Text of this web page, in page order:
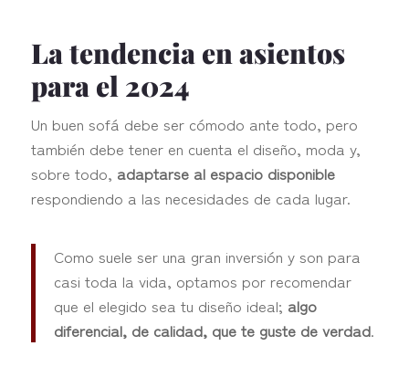
La tendencia en asientos
para el 2024
Un buen sofá debe ser cómodo ante todo, pero
también debe tener en cuenta el diseño, moda y,
sobre todo, adaptarse al espacio disponible
respondiendo a las necesidades de cada lugar.
Como suele ser una gran inversión y son para
casi toda la vida, optamos por recomendar
que el elegido sea tu diseño ideal; algo
diferencial, de calidad, que te guste de verdad.